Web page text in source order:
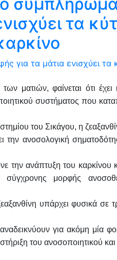
τα
ματιών, φαίνεται ότι έχει
συστήματος που
του Σικάγου, η
την ανοσολογική
την ανάπτυξη του καρκίνου
μορφής
υπάρχει φυσικά σε
για ακόμη μία
του ανοσοποιητικού